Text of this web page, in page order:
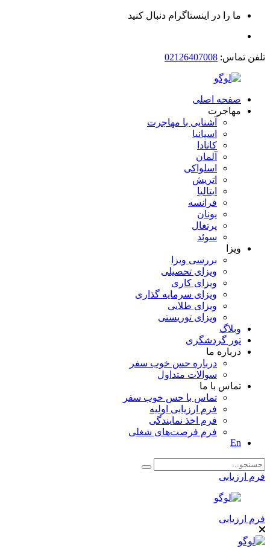
ما را در اینستاگرام دنبال کنید
تلفن تماس: 02126407008
صفحه اصلی
مهاجرت
آشنایی با مهاجرت
اسپانیا
کانادا
آلمان
اسلواکی
اتریش
ایتالیا
فرانسه
یونان
پرتغال
سوئد
ویزا
بررسی ویزا
ویزای تحصیلی
ویزای کاری
ویزای سرمایه گذاری
ویزای طلایی
ویزای توریستی
وبلاگ
تور گردشگری
درباره ما
درباره حس خوب سفر
سوالات متداول
تماس با ما
تماس با حس خوب سفر
فرم ارزیابی اولیه
فرم اخذ نمایندگی
فرم فرصت‌های شغلی
En
فرم ارزیابی
فرم ارزیابی